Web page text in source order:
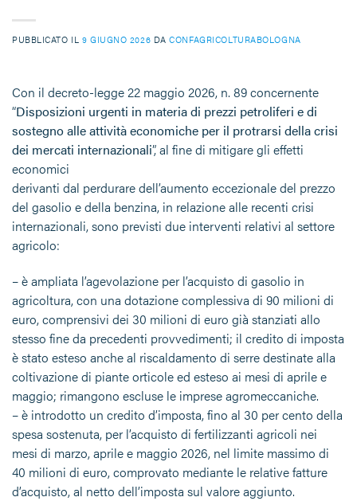
PUBBLICATO IL 9 GIUGNO 2026 DACONFAGRICOLTURABOLOGNA
Con il decreto-legge 22 maggio 2026, n. 89 concernente
“Disposizioni urgenti in materia di prezzi petroliferi e di
sostegno alle attività economiche per il protrarsi della crisi
dei mercati internazionali”, al fine di mitigare gli effetti
economici
derivanti dal perdurare dell’aumento eccezionale del prezzo
del gasolio e della benzina, in relazione alle recenti crisi
internazionali, sono previsti due interventi relativi al settore
agricolo:
– è ampliata l’agevolazione per l’acquisto di gasolio in
agricoltura, con una dotazione complessiva di 90 milioni di
euro, comprensivi dei 30 milioni di euro già stanziati allo
stesso fine da precedenti provvedimenti; il credito di imposta
è stato esteso anche al riscaldamento di serre destinate alla
coltivazione di piante orticole ed esteso ai mesi di aprile e
maggio; rimangono escluse le imprese agromeccaniche.
– è introdotto un credito d’imposta, fino al 30 per cento della
spesa sostenuta, per l’acquisto di fertilizzanti agricoli nei
mesi di marzo, aprile e maggio 2026, nel limite massimo di
40 milioni di euro, comprovato mediante le relative fatture
d’acquisto, al netto dell’imposta sul valore aggiunto.